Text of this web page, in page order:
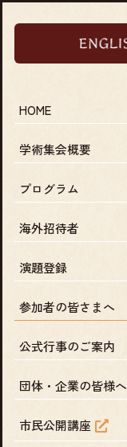
HOME
学術集会概要
プログラム
海外招待者
演題登録
参加者の皆さまへ
公式行事のご案内
団体・企業の皆様へ
市民公開講座